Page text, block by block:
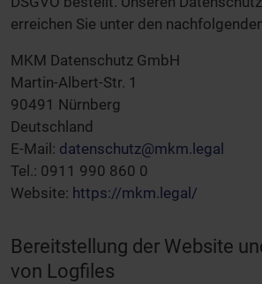
erreichen Sie unter den
MKM Datenschutz GmbH
Martin-Albert-Str. 1
90491 Nürnberg
Deutschland
E-Mail: datenschutz@mkm.legal
Tel.: 0911 990 860 0
Website: https://mkm.legal/
Bereitstellung der Website
von Logfiles